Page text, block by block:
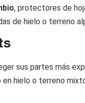
, protectores de
de hielo o terreno
sus partes más
hielo o terreno